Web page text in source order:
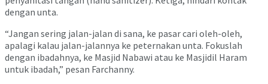
dengan unta.
“Jangan sering jalan-jalan di sana, ke pasar cari oleh-oleh,
apalagi kalau jalan-jalannya ke peternakan unta. Fokuslah
dengan ibadahnya, ke Masjid Nabawi atau ke Masjidil Haram
untuk ibadah,” pesan Farchanny.